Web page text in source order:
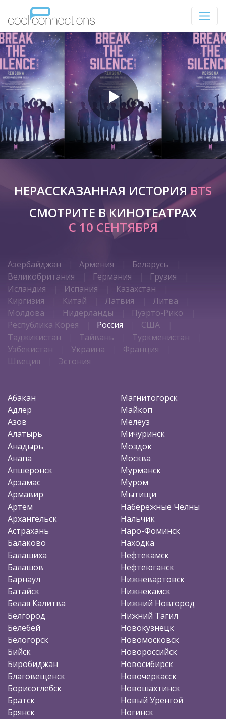
НЕРАССКАЗАННАЯ ИСТОРИЯBTS
СМОТРИТЕ В КИНОТЕАТРАХ
C 10 СЕНТЯБРЯ
Азербайджан Армения
Беларусь
Великобритания
Германия
Грузия
Исландия
Испания
Казахстан
Киргизия
Китай Латвия
Литва
Молдова
Нидерланды
Пуэрто-Рико
Республика Корея
Россия
США
Таджикистан
Тайвань
Туркменистан
Узбекистан
Украина
Франция
Швеция
Эстония
Абакан
Адлер
Азов
Алатырь
Анадырь
Анапа
Апшеронск
Арзамас
Армавир
Артём
Архангельск
Астрахань
Балаково
Балашиха
Балашов
Барнаул
Батайск
Белая Калитва
Белгород
Белебей
Белогорск
Бийск
Биробиджан
Благовещенск
Борисоглебск
Братск
Брянск
Магнитогорск
Майкоп
Мелеуз
Мичуринск
Моздок
Москва
Мурманск
Муром
Мытищи
Набережные Челны
Нальчик
Наро-Фоминск
Находка
Нефтекамск
Нефтеюганск
Нижневартовск
Нижнекамск
Нижний Новгород
Нижний Тагил
Новокузнецк
Новомосковск
Новороссийск
Новосибирск
Новочеркасск
Новошахтинск
Новый Уренгой
Ногинск